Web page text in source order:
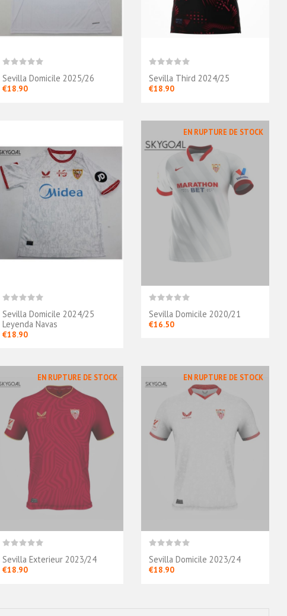
Sevilla Domicile 2025/26
€18.90
Sevilla Third 2024/25
€18.90
Sevilla Domicile 2024/25
Leyenda Navas
€18.90
EN RUPTURE DE STOCK
Sevilla Domicile 2020/21
€16.50
EN RUPTURE DE STOCK
Sevilla Exterieur 2023/24
€18.90
EN RUPTURE DE STOCK
Sevilla Domicile 2023/24
€18.90